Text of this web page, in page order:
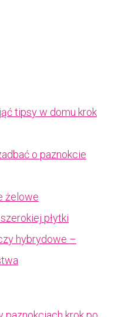
tipsy w domu krok
o paznokcie
żelowe
płytki
hybrydowe –